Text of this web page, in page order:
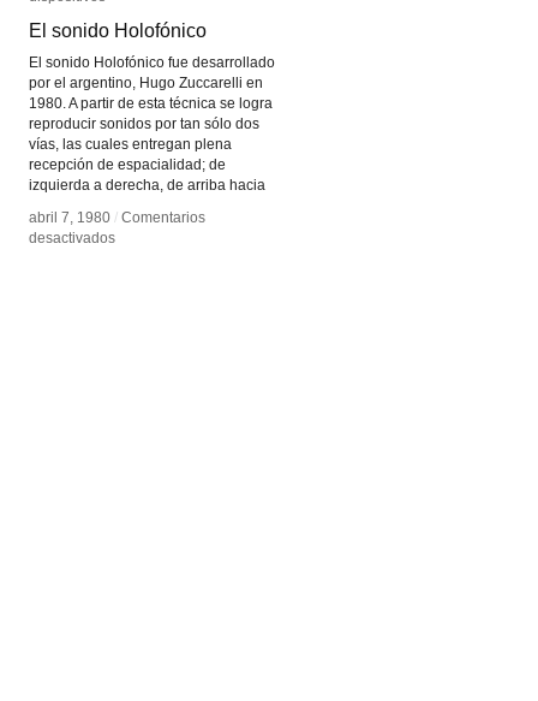
El sonido Holofónico
El sonido Holofónico fue desarrollado
por el argentino, Hugo Zuccarelli en
1980. A partir de esta técnica se logra
reproducir sonidos por tan sólo dos
vías, las cuales entregan plena
recepción de espacialidad; de
izquierda a derecha, de arriba hacia
abril 7, 1980 / Comentarios
desactivadosen
El sonido Holofónico
abril 7, 1980 / Comentarios
desactivadosen